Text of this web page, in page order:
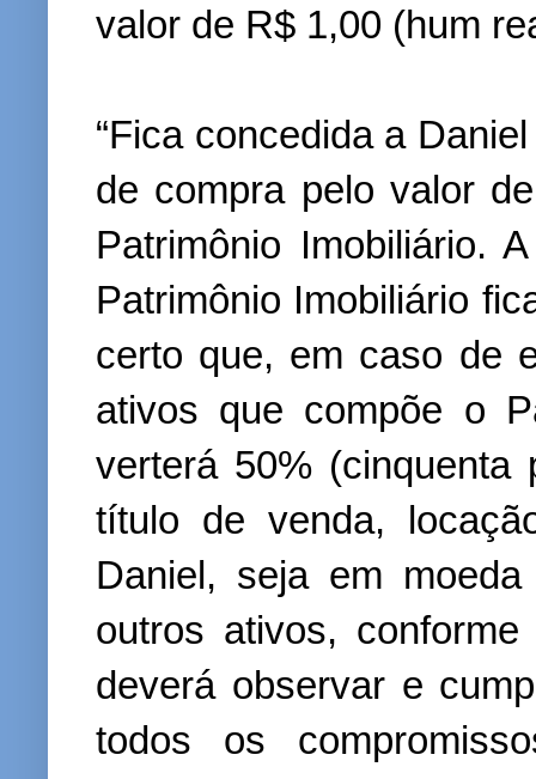
valor de R$ 1,00 (hum
“Fica concedida a
de compra pelo valor
Patrimônio Imobiliário.
Patrimônio Imobiliário
certo que, em caso de
ativos que compõe o
verterá 50%
título de venda,
Daniel, seja em
outros ativos,
deverá observar e
todos os